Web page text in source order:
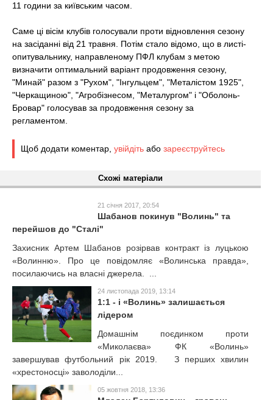
11 години за київським часом.
Саме ці вісім клубів голосували проти відновлення сезону
на засіданні від 21 травня. Потім стало відомо, що в листі-
опитувальнику, направленому ПФЛ клубам з метою
визначити оптимальний варіант продовження сезону,
"Минай" разом з "Рухом", "Інгульцем", "Металістом 1925",
"Черкащиною", "Агробізнесом, "Металургом" і "Оболонь-
Бровар" голосував за продовження сезону за
регламентом.
Щоб додати коментар, увійдіть або зареєструйтесь
Схожі матеріали
21 січня 2017, 20:54
Шабанов покинув "Волинь" та
перейшов до "Сталі"
Захисник Артем Шабанов розірвав контракт із луцькою
«Волинню». Про це повідомляє «Волинська правда»,
посилаючись на власні джерела. ...
24 листопада 2019, 13:14
1:1 - і «Волинь» залишається
лідером
Домашнім поєдинком проти
«Миколаєва» ФК «Волинь»
завершував футбольний рік 2019. З перших хвилин
«хрестоносці» заволоділи...
05 жовтня 2018, 13:36